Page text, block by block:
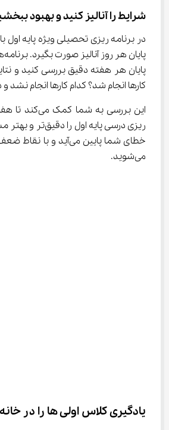
شرایط را آنالیز کنید و بهبود
در برنامه ریزی تحصیلی ویژه پایه اول
پایان هر هفته دقیق بررسی کنید و
کارها انجام شد؟ کدام کارها انجام نشد
این بررسی به
ریزی درسی پایه
خطای شما پایین می‌آید و
می‌شوید.
یادگیری کلاس اولی ها را در